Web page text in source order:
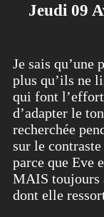
Jeudi 09
Je sais qu’une
plus qu’ils ne
qui font l’effort
d’adapter le
recherchée
sur le
parce que Eve
MAIS toujours
dont elle